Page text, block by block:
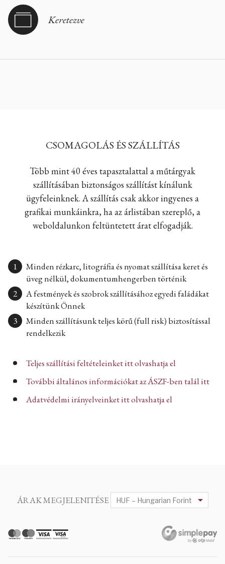
Keretezve
CSOMAGOLÁS ÉS SZÁLLÍTÁS
Több mint 40 éves tapasztalattal a műtárgyak
szállításában biztonságos szállítást kínálunk
ügyfeleinknek. A szállítás csak akkor ingyenes a
grafikai munkáinkra, ha az árlistában szereplő, a
weboldalunkon feltüntetett árat elfogadják.
Minden rézkarc, litográfia és nyomat szállítása keret és
üveg nélkül, dokumentumhengerben történik
A festmények és szobrok szállításához egyedi faládákat
készítünk Önnek
Minden szállításunk teljes körű (full risk) biztosítással
rendelkezik
Teljes szállítási feltételeinket itt olvashatja el
További általános információkat az ÁSZF-ben talál itt
Adatvédelmi irányelveinket itt olvashatja el
ÁRAK MEGJELENITÉSE